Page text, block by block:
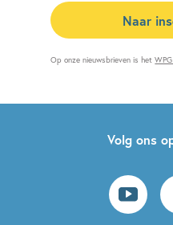
Naar
Op onze nieuwsbrieven is het
Volg ons